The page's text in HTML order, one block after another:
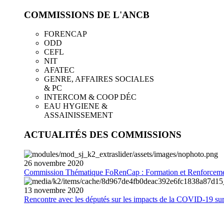
COMMISSIONS DE L'ANCB
FORENCAP
ODD
CEFL
NIT
AFATEC
GENRE, AFFAIRES SOCIALES
& PC
INTERCOM & COOP DÉC
EAU HYGIENE &
ASSAINISSEMENT
ACTUALITÉS DES COMMISSIONS
26 novembre 2020
Commission Thématique FoRenCap : Formation et
13 novembre 2020
Rencontre avec les députés sur les impacts de la COVID-19